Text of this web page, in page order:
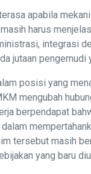
apabila
harus
integrasi
jutaan pengemudi
posisi yang
mengubah
berpendapat
tersebut masih
yang baru